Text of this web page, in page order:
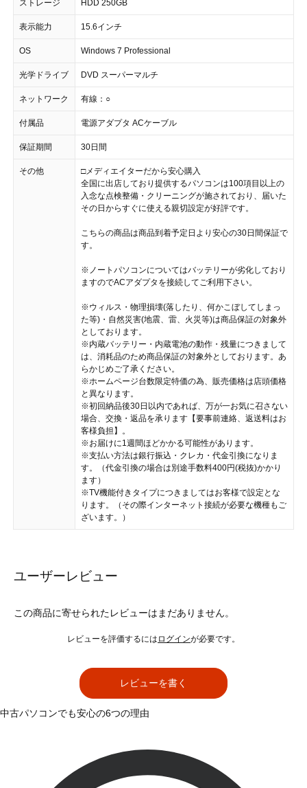
ストレージ HDD 250GB
表示能力 15.6インチ
OS Windows 7 Professional
光学ドライブ DVD スーパーマルチ
ネットワーク 有線：○
付属品 電源アダプタ ACケーブル
保証期間 30日間
その他
□メディエイターだから安心購入
全国に出店しており提供するパソコンは100項目以上の
入念な点検整備・クリーニングが施されており、届いた
その日からすぐに使える親切設定が好評です。
こちらの商品は商品到着予定日より安心の30日間保証で
す。
※ノートパソコンについてはバッテリーが劣化しており
ますのでACアダプタを接続してご利用下さい。
※ウィルス・物理損壊(落したり、何かこぼしてしまっ
た等)・自然災害(地震、雷、火災等)は商品保証の対象外
としております。
※内蔵バッテリー・内蔵電池の動作・残量につきまして
は、消耗品のため商品保証の対象外としております。あ
らかじめご了承ください。
※ホームページ台数限定特価の為、販売価格は店頭価格
と異なります。
※初回納品後30日以内であれば、万が一お気に召さない
場合、交換・返品を承ります【要事前連絡、返送料はお
客様負担】。
※お届けに1週間ほどかかる可能性があります。
※支払い方法は銀行振込・クレカ・代金引換になりま
す。（代金引換の場合は別途手数料400円(税抜)かかり
ます）
※TV機能付きタイプにつきましてはお客様で設定とな
ります。（その際インターネット接続が必要な機種もご
ざいます。）
ユーザーレビュー
この商品に寄せられたレビューはまだありません。
レビューを評価するには ログインが必要です。
レビューを書く
中古パソコンでも安心の6つの理由